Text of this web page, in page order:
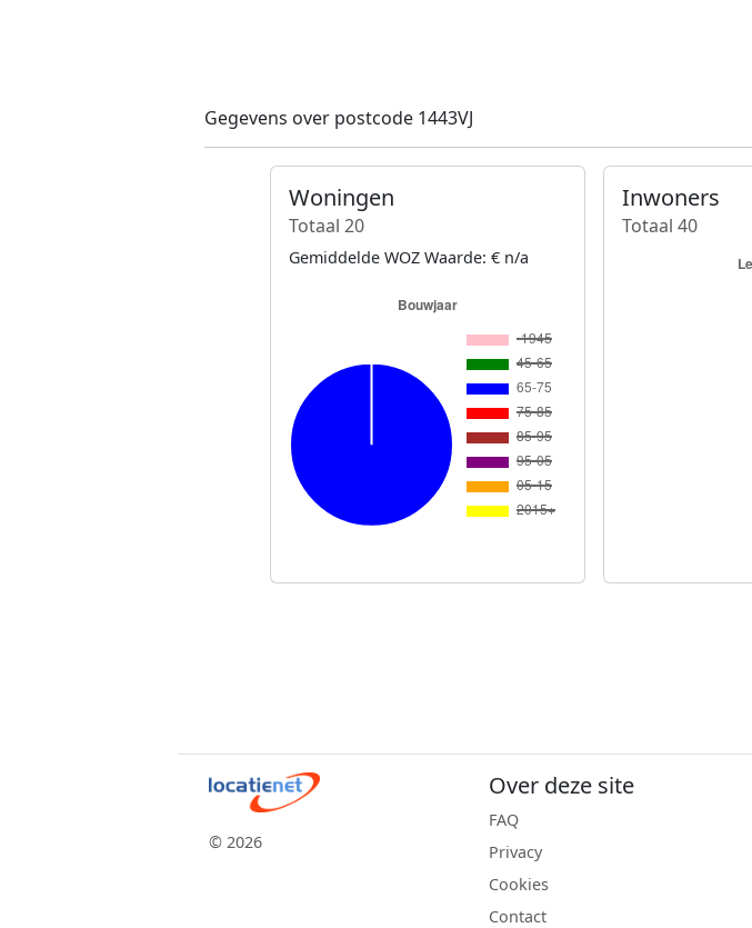
Gegevens over postcode 1443VJ
Woningen
Totaal 20
Gemiddelde WOZ Waarde: € n/a
Inwoners
Totaal 40
© 2026
Over deze site
FAQ
Privacy
Cookies
Contact